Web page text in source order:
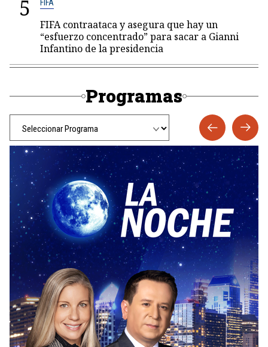
5 FIFA
FIFA contraataca y asegura que hay un
“esfuerzo concentrado” para sacar a Gianni
Infantino de la presidencia
Programas